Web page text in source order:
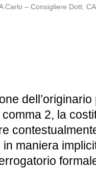
– Consigliere Dott.
2, la
maniera